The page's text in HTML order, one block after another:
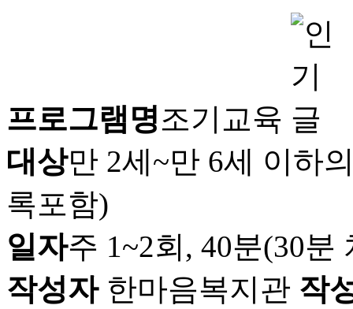
프로그램명조기교육
대상만 2세~만 6세 이하
록포함)
일자주 1~2회, 40분(30분
작성자한마음복지관 작